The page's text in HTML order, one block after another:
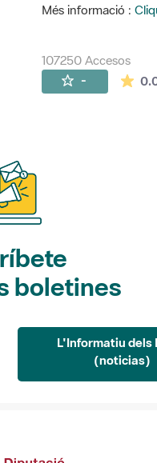
Més informació :
107250 Accesos
-
boletines
L'Informatiu dels
(noticias)